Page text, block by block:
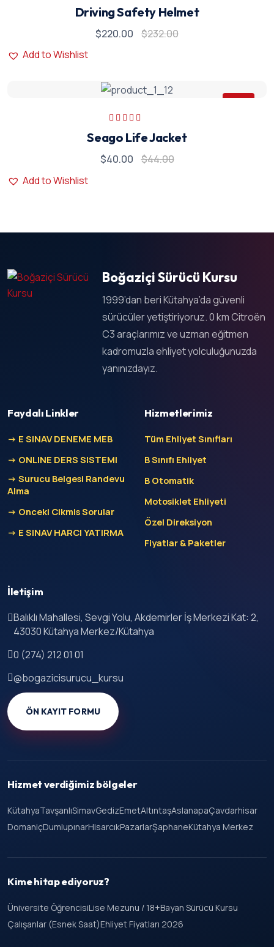
5 üzerinden
5.00oy aldı
Driving Safety Helmet
$220.00 $232.00
Add to Wishlist
Sale
5 üzerinden
5.00oy aldı
Seago Life Jacket
$40.00 $44.00
Add to Wishlist
Boğaziçi Sürücü Kursu
1999’dan beri Kütahya’da güvenli
sürücüler yetiştiriyoruz. 0 km Citroën
C3 araçlarımız ve uzman eğitmen
kadromuzla ehliyet yolculuğunuzda
yanınızdayız.
Faydalı Linkler
-> E SINAV DENEME MEB
-> ONLINE DERS SISTEMI
-> Surucu Belgesi Randevu
Alma
-> Onceki Cikmis Sorular
-> E SINAV HARCI YATIRMA
Hizmetlerimiz
Tüm Ehliyet Sınıfları
B Sınıfı Ehliyet
B Otomatik
Motosiklet Ehliyeti
Özel Direksiyon
Fiyatlar & Paketler
İletişim
Balıklı Mahallesi, Sevgi Yolu, Akdemirler İş Merkezi Kat: 2,
43030 Kütahya Merkez/Kütahya
0 (274) 212 01 01
@bogazicisurucu_kursu
ÖN KAYIT FORMU
Hizmet verdiğimiz bölgeler
KütahyaTavşanlıSimavGedizEmetAltıntaşAslanapaÇavdarhisar
DomaniçDumlupınarHisarcıkPazarlarŞaphaneKütahya Merkez
Kime hitap ediyoruz?
Üniversite ÖğrencisiLise Mezunu / 18+Bayan Sürücü Kursu
Çalışanlar (Esnek Saat)Ehliyet Fiyatları 2026